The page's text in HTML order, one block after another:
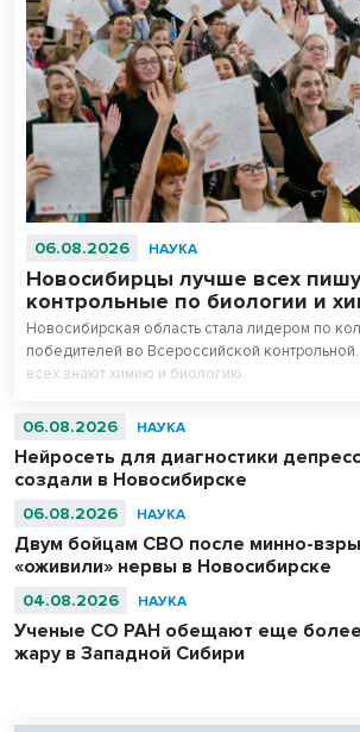
06.08.2026 НАУКА
Новосибирцы лучше всех
контрольные по биологии и
Новосибирская область стала лидером по
победителей во Всероссийской
всех знают химию и биологию.
06.08.2026 НАУКА
Нейросеть для диагностики
создали в Новосибирске
06.08.2026 НАУКА
Двум бойцам СВО после минно-
«оживили» нервы в Новосибирске
04.08.2026 НАУКА
Ученые СО РАН обещают еще более
жару в Западной Сибири